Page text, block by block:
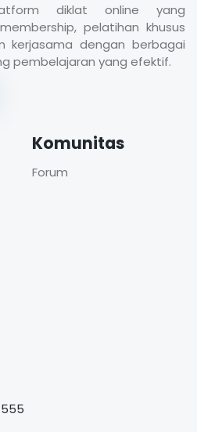
diklat online yang
pelatihan khusus
kerjasama dengan berbagai
pembelajaran yang efektif.
Komunitas
Forum